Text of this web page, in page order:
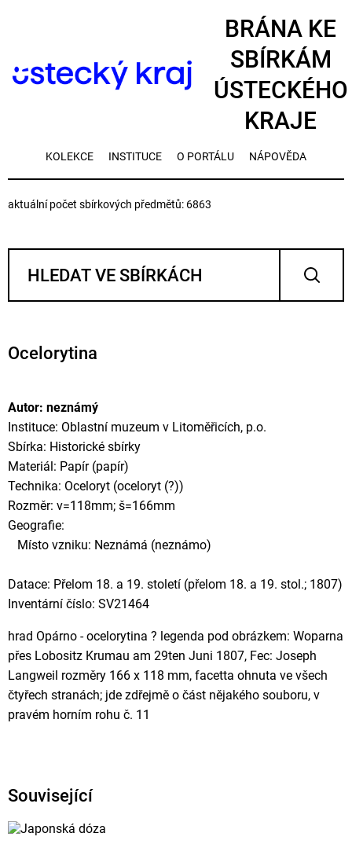
BRÁNA KE
SBÍRKÁM
ÚSTECKÉHO
KRAJE
KOLEKCE INSTITUCE O PORTÁLU NÁPOVĚDA
aktuální počet sbírkových předmětů: 6863
Ocelorytina
Autor: neznámý
Instituce: Oblastní muzeum v Litoměřicích, p.o.
Sbírka: Historické sbírky
Materiál: Papír (papír)
Technika: Oceloryt (oceloryt (?))
Rozměr: v=118mm; š=166mm
Geografie:
Místo vzniku: Neznámá (neznámo)
Datace: Přelom 18. a 19. století (přelom 18. a 19. stol.; 1807)
Inventární číslo: SV21464
hrad Opárno - ocelorytina ? legenda pod obrázkem: Woparna
přes Lobositz Krumau am 29ten Juni 1807, Fec: Joseph
Langweil rozměry 166 x 118 mm, facetta ohnuta ve všech
čtyřech stranách; jde zdřejmě o část nějakého souboru, v
pravém horním rohu č. 11
Související